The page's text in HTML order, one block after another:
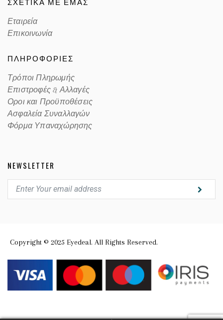
Color code
Εταιρεία
Επικοινωνία
ΠΛΗΡΟΦΟΡΙΕΣ
Τρόποι Πληρωμής
Επιστροφές & Αλλαγές
Οροι και Προϋποθέσεις
Ασφαλεία Συναλλαγών
Φόρμα Υπαναχώρησης
NEWSLETTER
Copyright © 2025 Eyedeal. All Rights Reserved.